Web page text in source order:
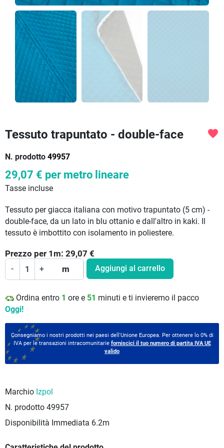
Tessuto trapuntato - double-face
N. prodotto 49957
favorite
29,07 € per metro lineare
Tasse incluse
Tessuto per giacca italiana con motivo trapuntato (5 cm) -
double-face, da un lato in blu ottanio e dall'altro in kaki. Il
tessuto è imbottito con isolamento in poliestere.
Prezzo per 1 m: 29,07 €
- + m Aggiungi al carrello
Ordina entro 1 ore e 51 minuti e ti invieremo il pacco
Oggi!
Consegniamo i nostri prodotti nei paesi dell'Unione Europea. Per ottenere lo 0% di
IVA per le transazioni intracomunitarie forniscici il tuo numero di partita IVA UE
valido
Marchio Izpol
N. prodotto 49957
Disponibilità Immediata 6.2m